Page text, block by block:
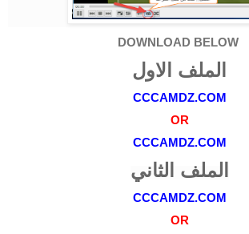
DOWNLOAD BELOW
الملف الاول
CCCAMDZ.COM
OR
CCCAMDZ.COM
الملف الثاني
CCCAMDZ.COM
OR